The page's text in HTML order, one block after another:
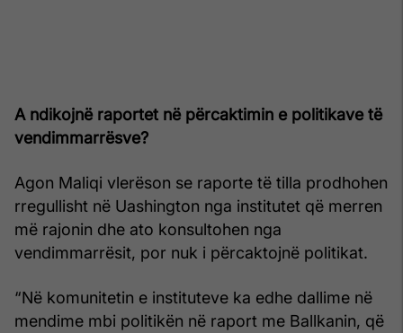
A ndikojnë raportet në përcaktimin e politikave të
vendimmarrësve?
Agon Maliqi vlerëson se raporte të tilla prodhohen
rregullisht në Uashington nga institutet që merren
më rajonin dhe ato konsultohen nga
vendimmarrësit, por nuk i përcaktojnë politikat.
“Në komunitetin e instituteve ka edhe dallime në
mendime mbi politikën në raport me Ballkanin, që